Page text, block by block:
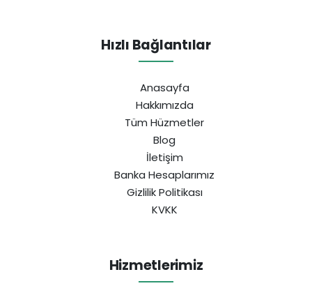
Hızlı Bağlantılar
Anasayfa
Hakkımızda
Tüm Hüzmetler
Blog
İletişim
Banka Hesaplarımız
Gizlilik Politikası
KVKK
Hizmetlerimiz